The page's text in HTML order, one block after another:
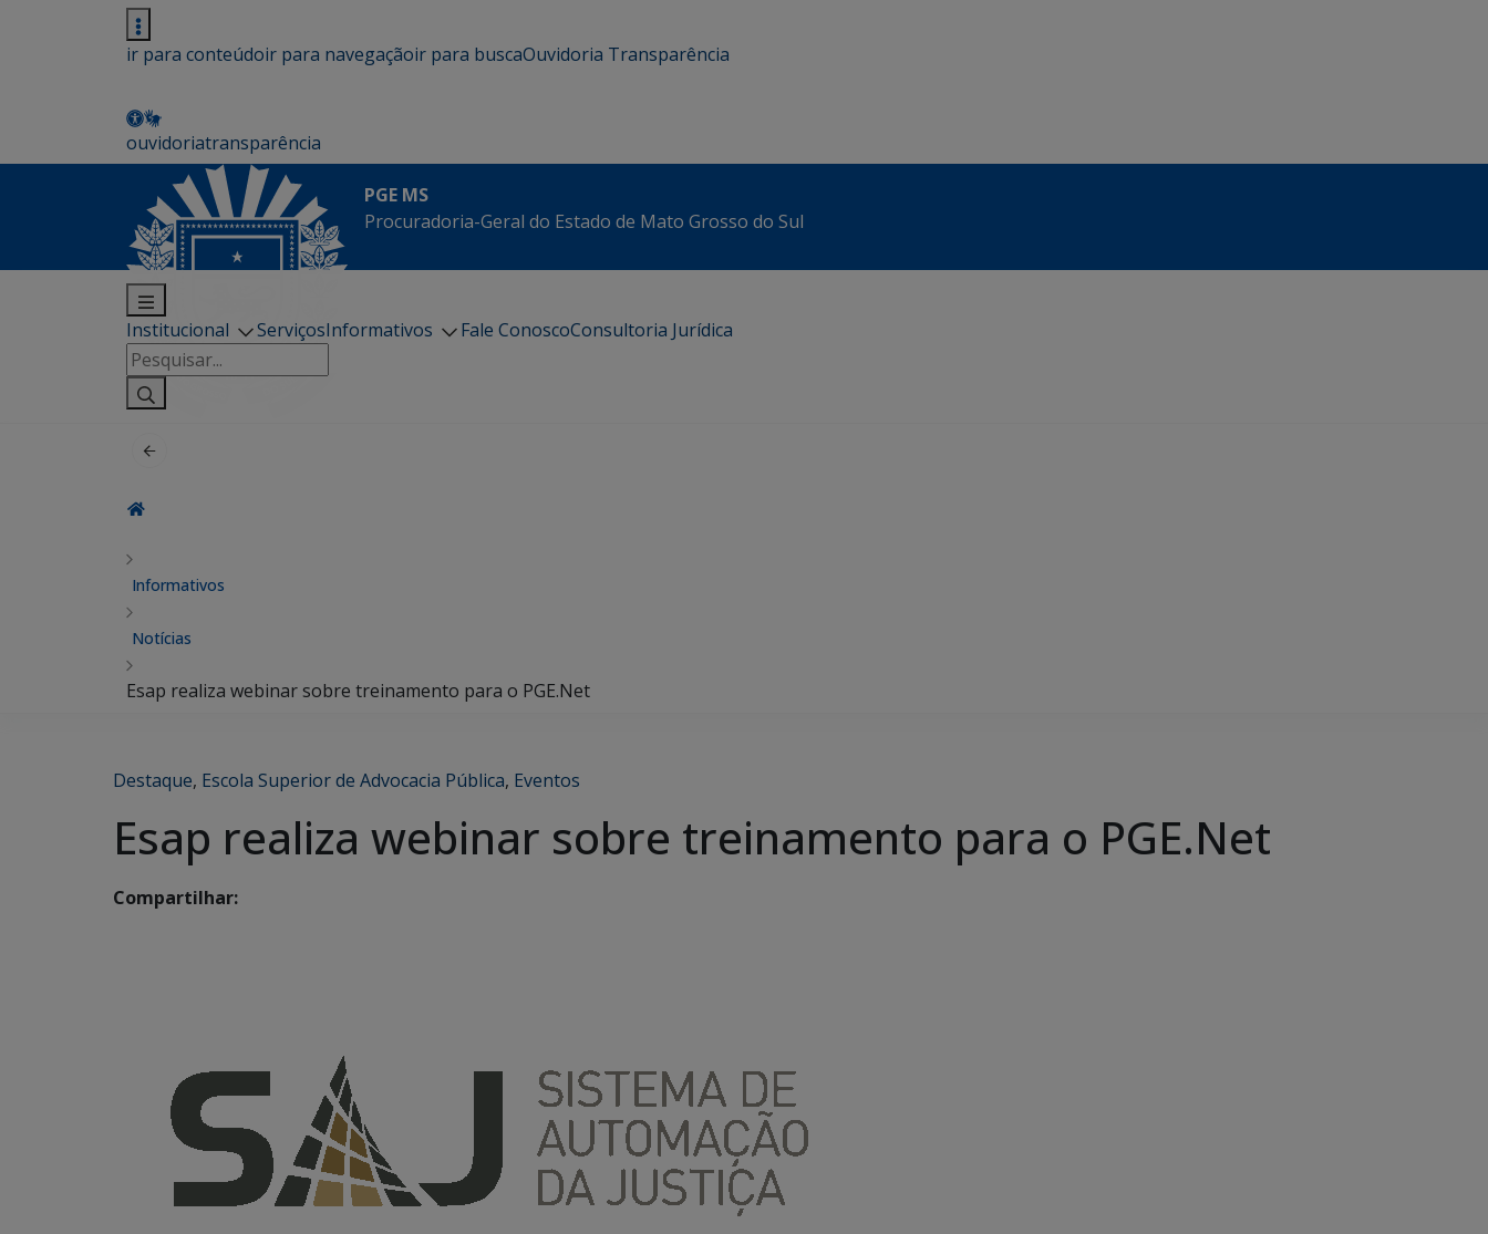
ir para conteúdoir para navegaçãoir para buscaOuvidoria Transparência
ouvidoriatransparência
PGE MS
Procuradoria-Geral do Estado de Mato Grosso do Sul
Institucional ServiçosInformativos Fale ConoscoConsultoria Jurídica
Pesquisar
por:
Informativos
Notícias
Esap realiza webinar sobre treinamento para o PGE.Net
Destaque, Escola Superior de Advocacia Pública, Eventos
Esap realiza webinar sobre treinamento para o PGE.Net
Compartilhar: